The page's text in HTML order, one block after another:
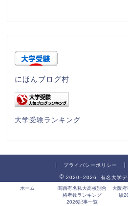
にほんブログ村
大学受験ランキング
プライバシーポリシー
2020–2026 有名大学デ
ホーム
関西有名私大高校別合
格者数ランキング
2026記事一覧
大阪府
績